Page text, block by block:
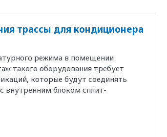
трассы для кондиционера
режима в помещении
такого оборудования требует
которые будут соединять
внутренним блоком сплит-